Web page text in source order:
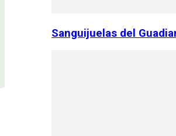
Sanguijuelas del